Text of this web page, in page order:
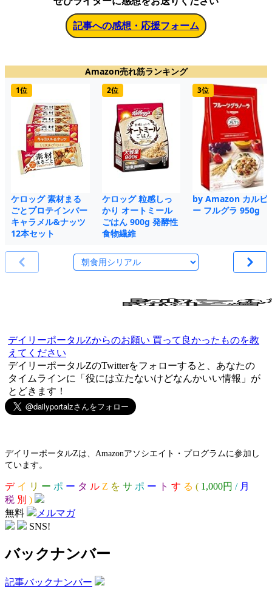
記事への感想・応援フォーム
Amazon売れ筋ランキング
1位
ケロッグ 素材まる
ごとプロテインバー
キャラメル&ナッツ
12本セット
2位
ケロッグ 粒感しっ
かり オートミール
ごはん 900g 発酵性
食物繊維
3位
by Amazon カルビ
ー フルグラ 950g
デイリーポータルZからのお願い 買って良かったものを教
えてください
デイリーポータルZのTwitterをフォローすると、あなたの
タイムラインに「役には立たないけどなんかいい情報」が
とどきます！
デイリーポータルZは、Amazonアソシエイト・プログラムに参加し
ています。
デ イ リ ー ポ ー タ ル Z を サ ポ ー ト す る ( 1,000円 / 月
税 別 )
無料
メルマガ
SNS!
バックナンバー
記事バックナンバー